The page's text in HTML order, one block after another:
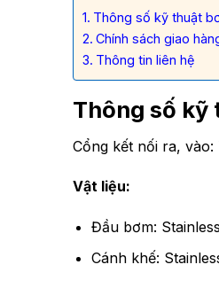
Thông số kỹ thuật
Chính sách giao
Thông tin liên hệ
Thông số kỹ
Cổng kết nối ra, vào:
Vật liệu:
Đầu bơm:
Cánh khế: